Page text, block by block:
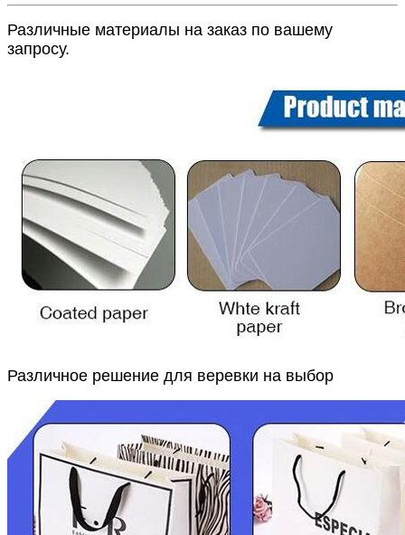
Различные материалы на заказ по вашему
запросу.
Различное решение для веревки на выбор